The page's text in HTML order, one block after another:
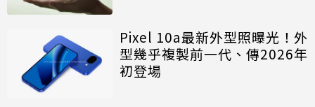
Pixel 10a最新外型照曝光！外
型幾乎複製前一代、傳2026年
初登場